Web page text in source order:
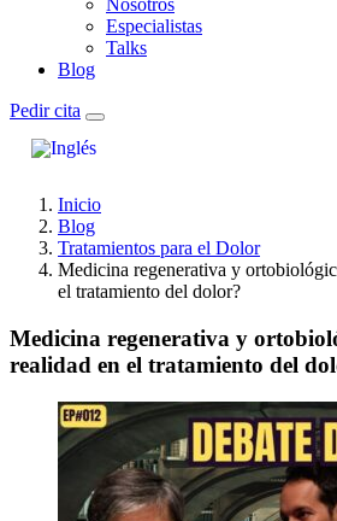
Nosotros
Especialistas
Talks
Blog
Pedir cita
Inicio
Blog
Tratamientos para el Dolor
Medicina regenerativa y
el tratamiento del dolor?
Medicina regenerativa y
realidad en el tratamiento del